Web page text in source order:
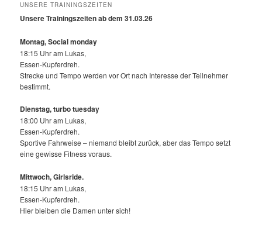
UNSERE TRAININGSZEITEN
Unsere Trainingszeiten ab dem 31.03.26
Montag, Social monday
18:15 Uhr am Lukas,
Essen-Kupferdreh.
Strecke und Tempo werden vor Ort nach Interesse der Teilnehmer
bestimmt.
Dienstag, turbo tuesday
18:00 Uhr am Lukas,
Essen-Kupferdreh.
Sportive Fahrweise – niemand bleibt zurück, aber das Tempo setzt
eine gewisse Fitness voraus.
Mittwoch,Girlsride.
18:15 Uhr am Lukas,
Essen-Kupferdreh.
Hier bleiben die Damen unter sich!